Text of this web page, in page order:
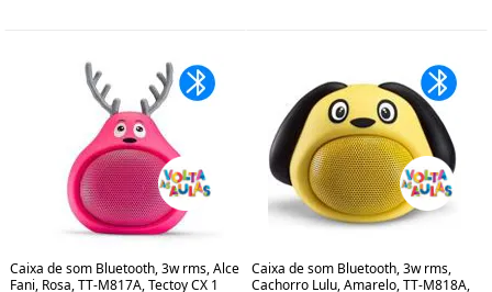
Caixa de som Bluetooth, 3w rms, Alce
Fani, Rosa, TT-M817A, Tectoy CX 1
Caixa de som Bluetooth, 3w rms,
Cachorro Lulu, Amarelo, TT-M818A,